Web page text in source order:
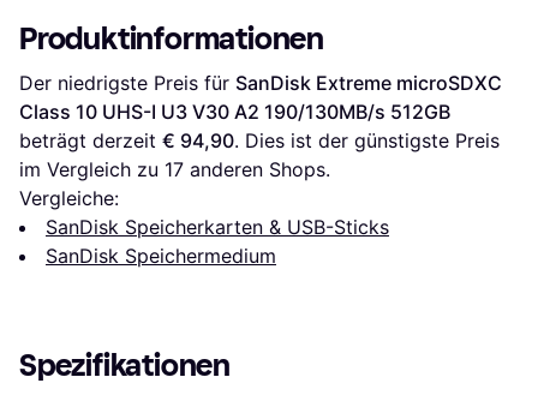
Produktinformationen
Der niedrigste Preis für SanDisk Extreme microSDXC
Class 10 UHS-I U3 V30 A2 190/130MB/s 512GB
beträgt derzeit € 94,90. Dies ist der günstigste Preis
im Vergleich zu 17 anderen Shops.
Vergleiche:
SanDisk Speicherkarten & USB-Sticks
SanDisk Speichermedium
Spezifikationen